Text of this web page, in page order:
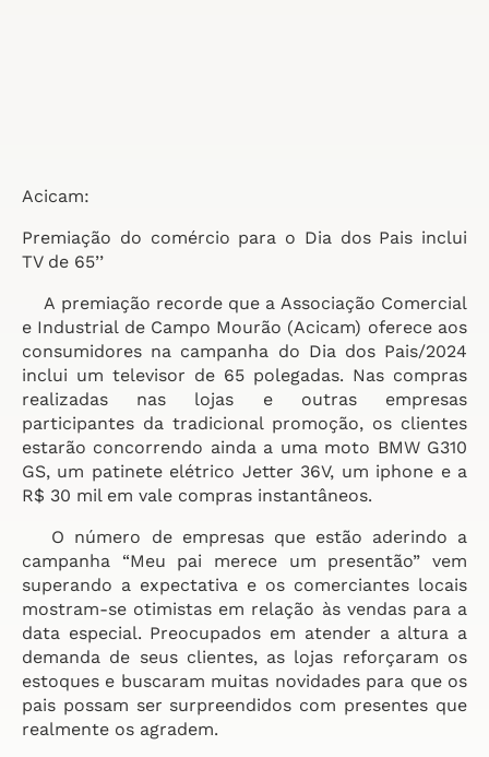
Acicam:
Premiação do comércio para o Dia dos Pais inclui
TV de 65’’
A premiação recorde que a Associação Comercial
e Industrial de Campo Mourão (Acicam) oferece aos
consumidores na campanha do Dia dos Pais/2024
inclui um televisor de 65 polegadas. Nas compras
realizadas nas lojas e outras empresas
participantes da tradicional promoção, os clientes
estarão concorrendo ainda a uma moto BMW G310
GS, um patinete elétrico Jetter 36V, um iphone e a
R$ 30 mil em vale compras instantâneos.
O número de empresas que estão aderindo a
campanha “Meu pai merece um presentão” vem
superando a expectativa e os comerciantes locais
mostram-se otimistas em relação às vendas para a
data especial. Preocupados em atender a altura a
demanda de seus clientes, as lojas reforçaram os
estoques e buscaram muitas novidades para que os
pais possam ser surpreendidos com presentes que
realmente os agradem.